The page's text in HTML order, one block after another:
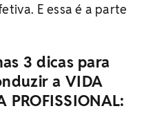
E essa é a parte
3 dicas para
a VIDA
PROFISSIONAL: